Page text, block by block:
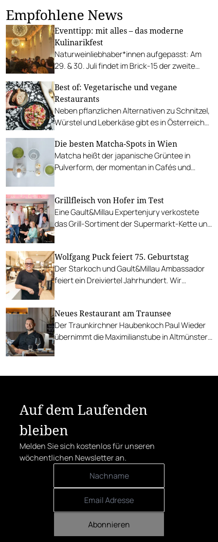
Empfohlene News
Eventtipp: mit alles – das moderne
Kulinarikfest
Naturweinliebhaber*innen aufgepasst: Am
29. & 30. Juli findet im Brick-15 der zweite
es dort gibt? Naturweine, Delikatessen,
Tischkultur und natürlich alles, was sonst gut
ist. Ein Fest mit alles also.
Best of: Vegetarische und vegane
Restaurants
Neben pflanzlichen Alternativen zu Schnitzel,
Würstel und Leberkäse gibt es in Österreich
gemüsereichen Küche verschrieben haben.
Für den anstehenden World Vegan Day am 1.
November stellen wir die Besten vor.
Die besten Matcha-Spots in Wien
Matcha heißt der japanische Grüntee in
Pulverform, der momentan in Cafés und
Grillfleisch von Hofer im Test
Eine Gault&Millau Expertenjury verkostete
das Grill-Sortiment der Supermarkt-Kette und
Wolfgang Puck feiert 75. Geburtstag
Der Starkoch und Gault&Millau Ambassador
feiert ein Dreiviertel Jahrhundert. Wir
Neues Restaurant am Traunsee
Der Traunkirchner Haubenkoch Paul Wieder
übernimmt die Maximilianstube in Altmünster.
Auf dem Laufenden
bleiben
Melden Sie sich kostenlos für unseren
wöchentlichen Newsletter an.
Abonnieren